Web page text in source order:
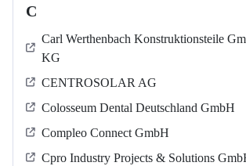
C
Carl Werthenbach Konstruktionsteile
KG
CENTROSOLAR AG
Colosseum Dental Deutschland GmbH
Compleo Connect GmbH
Cpro Industry Projects & Solutions